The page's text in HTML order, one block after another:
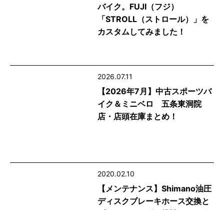
バイク。FUJI（フジ）
「STROLL（ストロール）」を
カスタムしてみました！
2026.07.11
【2026年7月】中古スポーツバ
イク＆ミニベロ 五条東洞院
店・店頭在庫まとめ！
2020.02.10
【メンテナンス】Shimano油圧
ディスクブレーキホース交換と